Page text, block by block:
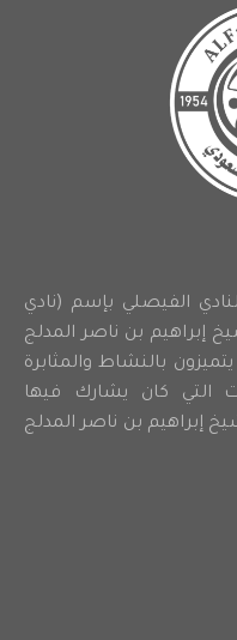
حرمه عام 1374 هـ النادي الفيصلي بإسم (نادي
إبراهيم بن ناصر المدلج
بالنشاط والمثابرة
التي كان يشارك فيها
إبراهيم بن ناصر المدلج